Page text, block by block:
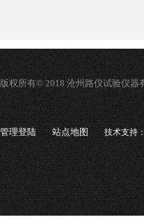
版权所有© 2018 沧州路仪试验仪器
管理登陆 站点地图 技术支持